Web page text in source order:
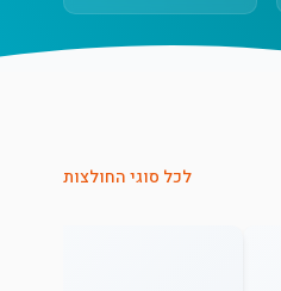
לכל סוגי החולצות